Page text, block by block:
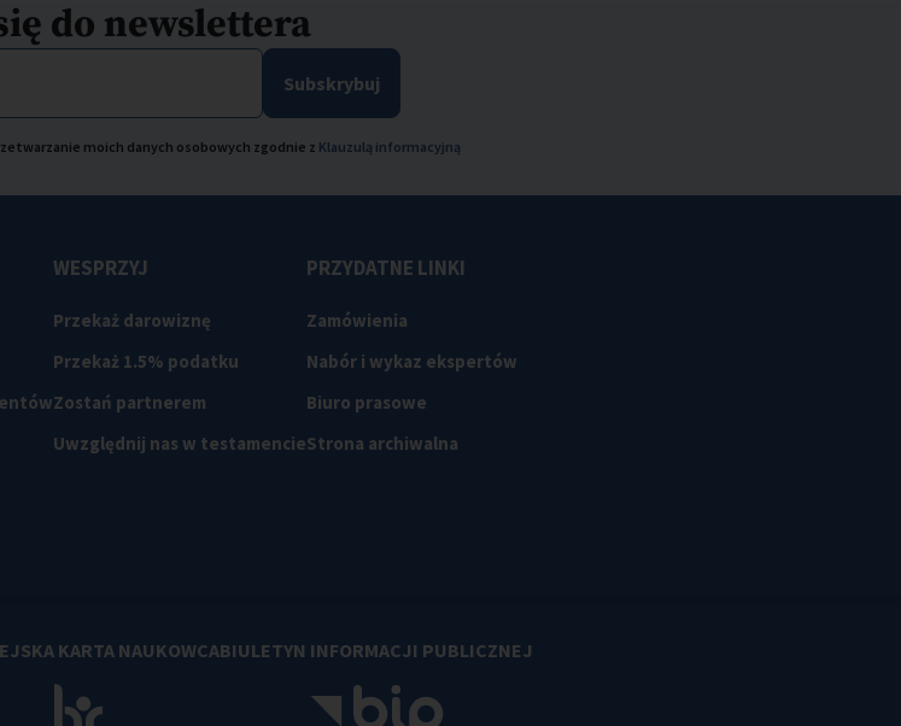
do newslettera
Subskrybuj
moich danych osobowych zgodnie z Klauzulą informacyjną
WESPRZYJ
Przekaż darowiznę
Przekaż 1.5% podatku
Zostań partnerem
Uwzględnij nas w testamencie
PRZYDATNE LINKI
Zamówienia
Nabór i wykaz ekspertów
Biuro prasowe
Strona archiwalna
KARTA NAUKOWCABIULETYN INFORMACJI PUBLICZNEJ